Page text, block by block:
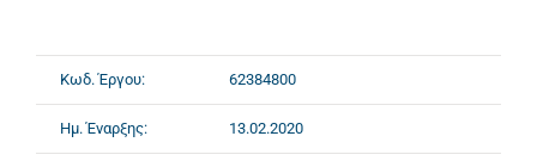
Κωδ. Έργου: 62384800
Ημ. Έναρξης: 13.02.2020